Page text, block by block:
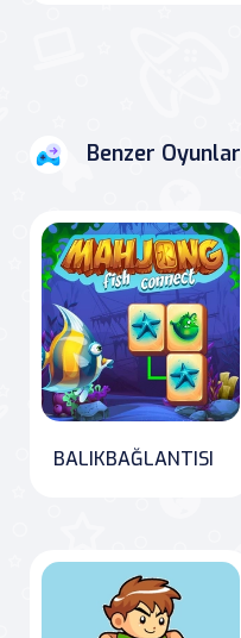
Benzer Oyunlar
BALIKBAĞLANTISI